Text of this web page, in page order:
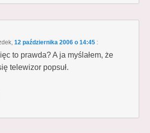
,12 października 2006 o 14:45 :
to prawda? A ja myślałem, że
telewizor popsuł.